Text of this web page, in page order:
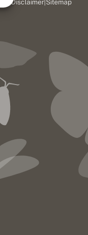
Disclaimer Sitemap